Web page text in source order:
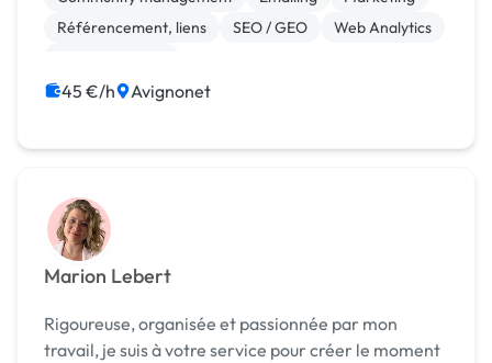
digital, j'acc...
Référencement, liens
SEO / GEO
Web Analytics
45 €/h Avignonet
Marion Lebert
Rigoureuse, organisée et passionnée par mon
travail, je suis à votre service pour créer le moment